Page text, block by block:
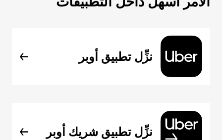
نزِّل تطبيق أوبر
نزِّل تطبيق شريك أوبر